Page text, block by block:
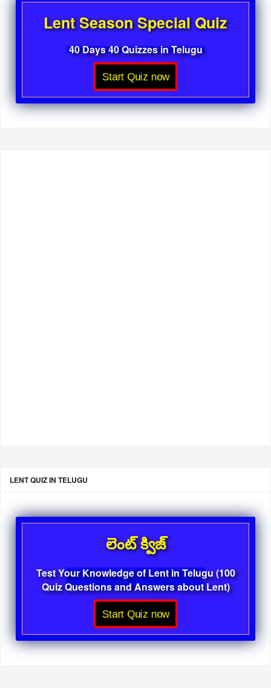
Lent Season Special Quiz
40 Days 40 Quizzes in Telugu
Start Quiz now
LENT QUIZ IN TELUGU
లెంట్ క్విజ్
Test Your Knowledge of Lent in Telugu (100
Quiz Questions and Answers about Lent)
Start Quiz now